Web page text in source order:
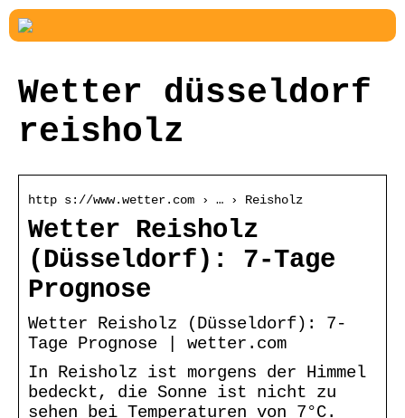
Wetter düsseldorf
reisholz
http s://www.wetter.com › … › Reisholz
Wetter Reisholz
(Düsseldorf): 7-Tage
Prognose
Wetter Reisholz (Düsseldorf): 7-
Tage Prognose | wetter.com
In Reisholz ist morgens der Himmel
bedeckt, die Sonne ist nicht zu
sehen bei Temperaturen von 7°C.